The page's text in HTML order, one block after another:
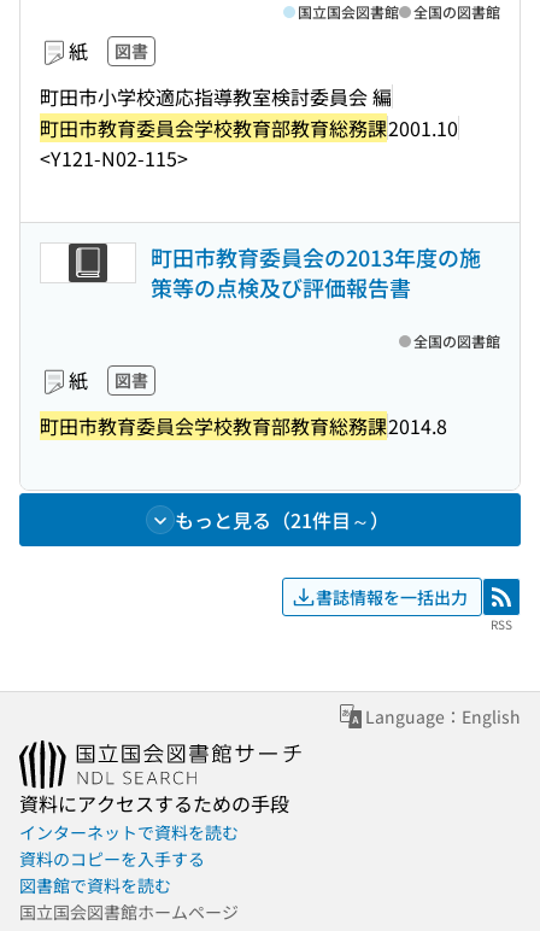
紙 図書
町田市小学校適応指導教室検討委員会 編
町田市教育委員会学校教育部教育総務課2001.10
<Y121-N02-115>
国立国会図書館 全国の図書館
町田市教育委員会の2013年度の施
策等の点検及び評価報告書
紙 図書
町田市教育委員会学校教育部教育総務課2014.8
全国の図書館
もっと見る（21件目～）
書誌情報を一括出力 RSS
RSS
Language：English
資料にアクセスするための手段
インターネットで資料を読む
資料のコピーを入手する
図書館で資料を読む
国立国会図書館ホームページ